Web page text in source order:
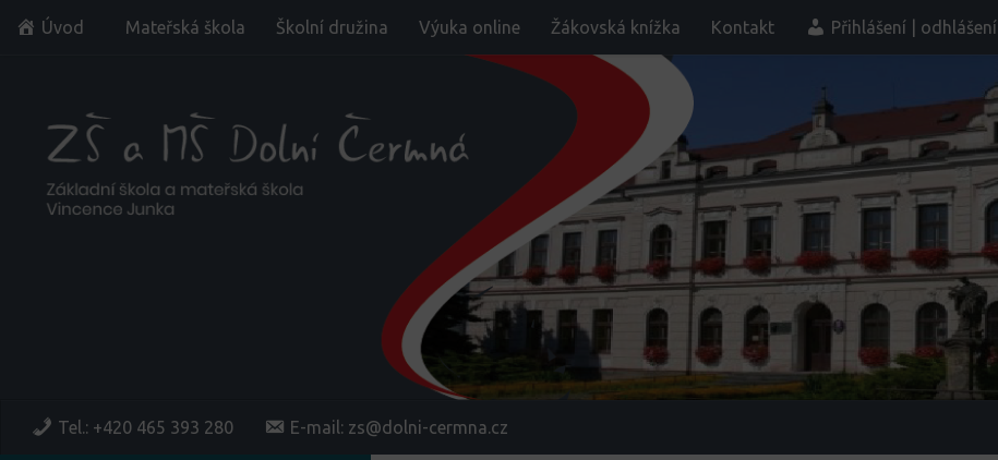
Skip to content
Úvod Mateřská škola Školní družina Výuka online Žákovská knížka Kontakt Přihlášení | odhlášení
Tel.: +420 465 393 280 E-mail: zs@dolni-cermna.cz